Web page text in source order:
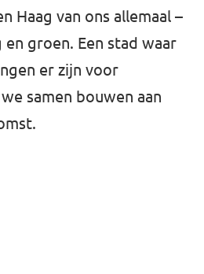
Haag van ons allemaal –
groen. Een stad waar
er zijn voor
samen bouwen aan